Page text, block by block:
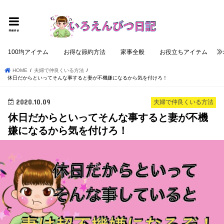
menu
100均アイテム お得な節約方法 家事全般 お役立ちアイテム
HOME
夫婦で仲良くいる方法
休日だからといってそんな事すると妻が不機嫌になるから気を付けろ！
夫婦で仲良くいる方法
2020.10.09
休日だからといってそんな事すると妻が不機
嫌になるから気を付けろ！